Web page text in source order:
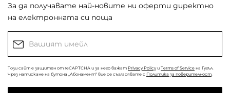
За да получавате най-новите ни оферти директно
на електронната си поща
Този сайт е защитен от reCAPTCHA и за него важат Privacy Policy и Terms of Service на Гугъл.
Чрез натискане на бутона „Абонамент“ вие се съгласявате с Политика за поверителност